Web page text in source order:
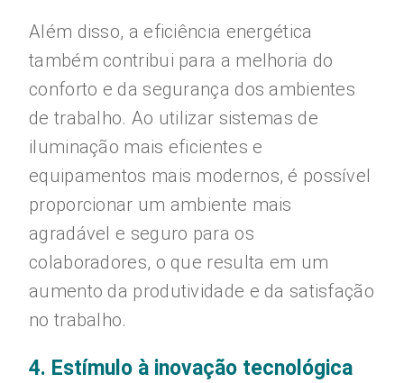
Além disso, a eficiência energética
também contribui para a melhoria do
conforto e da segurança dos ambientes
de trabalho. Ao utilizar sistemas de
iluminação mais eficientes e
equipamentos mais modernos, é possível
proporcionar um ambiente mais
agradável e seguro para os
colaboradores, o que resulta em um
aumento da produtividade e da satisfação
no trabalho.
4. Estímulo à inovação tecnológica